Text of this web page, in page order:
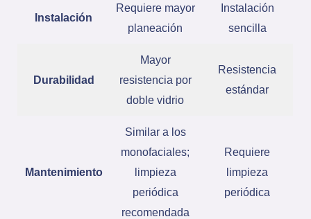
Instalación
Requiere mayor
planeación
Instalación
sencilla
Durabilidad
Mayor
resistencia por
doble vidrio
Resistencia
estándar
Mantenimiento
Similar a los
monofaciales;
limpieza
periódica
recomendada
Requiere
limpieza
periódica